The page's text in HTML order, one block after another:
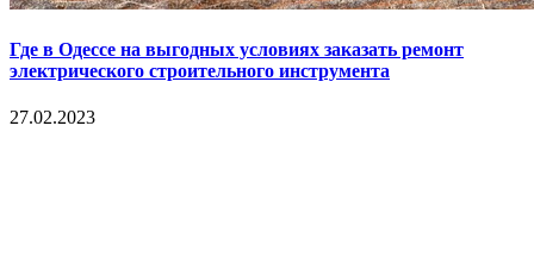
Где в Одессе на выгодных условиях заказать ремонт
электрического строительного инструмента
27.02.2023